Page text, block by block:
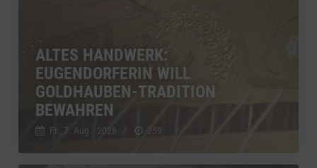
ALTES HANDWERK:
EUGENDORFERIN WILL
GOLDHAUBEN-TRADITION
BEWAHREN
Fr., 7. Aug.. 2026 // 259